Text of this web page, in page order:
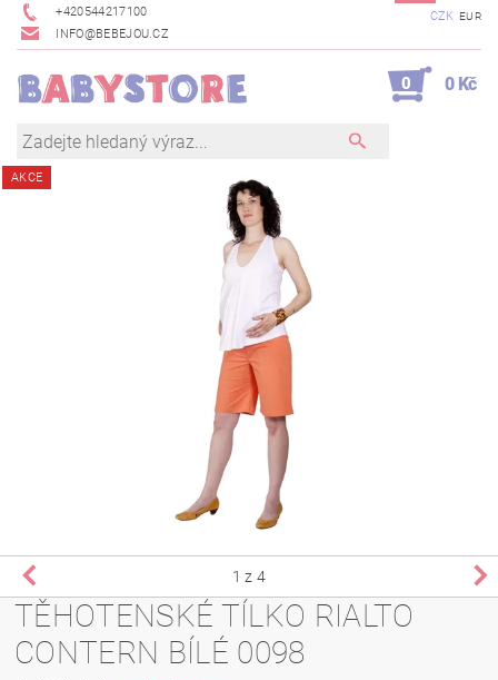
+420544217100
INFO@BEBEJOU.CZ
CZK EUR
0 0 Kč
AKCE
1 z 4
TĚHOTENSKÉ TÍLKO RIALTO
CONTERN BÍLÉ 0098